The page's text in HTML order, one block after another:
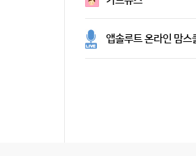
앱솔루트 온라인 맘스